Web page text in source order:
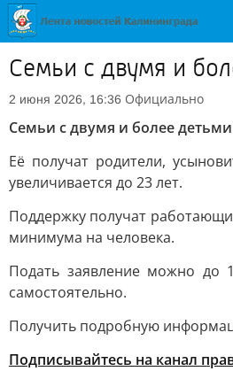
Семьи с двумя и
2 июня 2026, 16:36 Официально
Семьи с двумя и более
Её получат родители,
увеличивается до 23 лет.
Поддержку получат
минимума на человека.
Подать заявление можно до
самостоятельно.
Получить подробную
Подписывайтесь на канал